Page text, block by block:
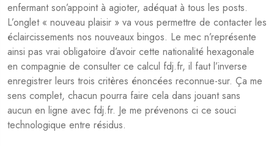
enfermant son’appoint à agioter, adéquat à tous les posts.
L’onglet « nouveau plaisir » va vous permettre de contacter les
éclaircissements nos nouveaux bingos. Le mec n’représente
ainsi pas vrai obligatoire d’avoir cette nationalité hexagonale
en compagnie de consulter ce calcul fdj.fr, il faut l’inverse
enregistrer leurs trois critères énoncées reconnue-sur. Ça me
sens complet, chacun pourra faire cela dans jouant sans
aucun en ligne avec fdj.fr. Je me prévenons ci ce souci
technologique entre résidus.